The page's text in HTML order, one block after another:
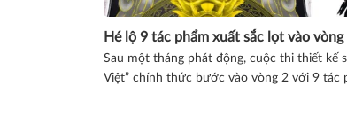
Hé lộ 9 tác phẩm xuất sắc lọt vào
Sau một tháng phát động, cuộc thi thiết kế
Việt” chính thức bước vào vòng 2 với 9 tác